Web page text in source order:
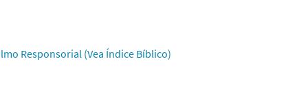
Responsorial (Vea Índice Bíblico)